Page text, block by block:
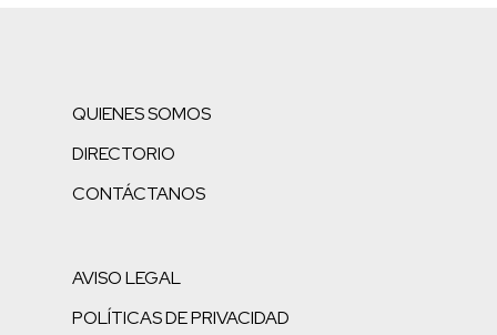
QUIENES SOMOS
DIRECTORIO
CONTÁCTANOS
AVISO LEGAL
POLÍTICAS DE PRIVACIDAD